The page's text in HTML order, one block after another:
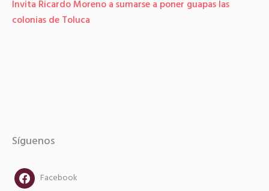
Invita Ricardo Moreno a sumarse a poner guapas las
colonias de Toluca
Síguenos
facebookFacebook